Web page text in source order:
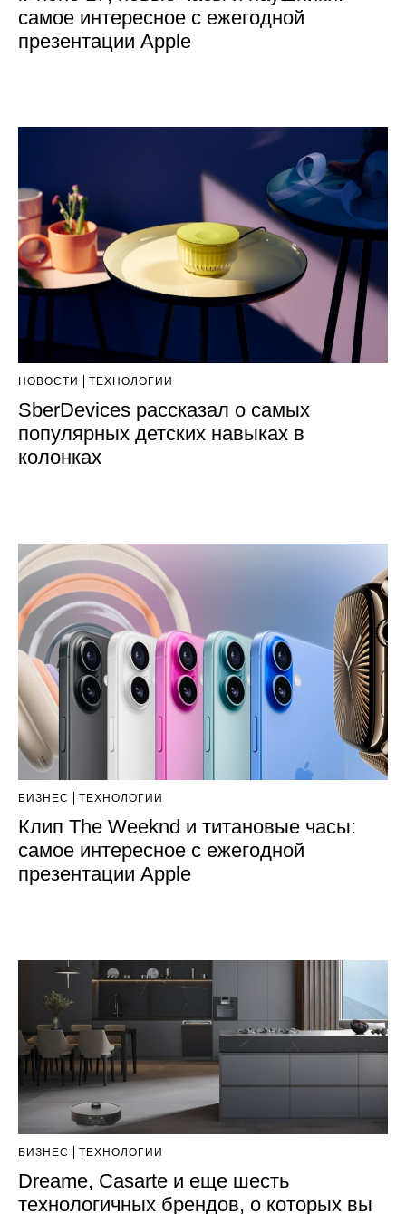
самое интересное с ежегодной
презентации Apple
НОВОСТИ ТЕХНОЛОГИИ
SberDevices рассказал о самых
популярных детских навыках в
колонках
БИЗНЕС ТЕХНОЛОГИИ
Клип The Weeknd и титановые часы:
самое интересное с ежегодной
презентации Apple
БИЗНЕС ТЕХНОЛОГИИ
Dreame, Casarte и еще шесть
технологичных брендов, о которых вы